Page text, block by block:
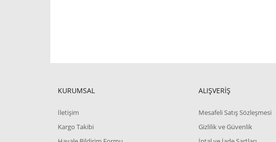
KURUMSAL
İletişim
Kargo Takibi
ALIŞVERİŞ
Mesafeli Satış Sözleşmesi
Gizlilik ve Güvenlik